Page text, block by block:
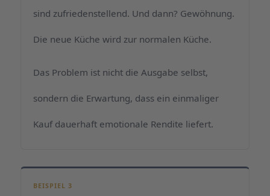
sind zufriedenstellend. Und dann? Gewöhnung.
Die neue Küche wird zur normalen Küche.
Das Problem ist nicht die Ausgabe selbst,
sondern die Erwartung, dass ein einmaliger
Kauf dauerhaft emotionale Rendite liefert.
BEISPIEL 3